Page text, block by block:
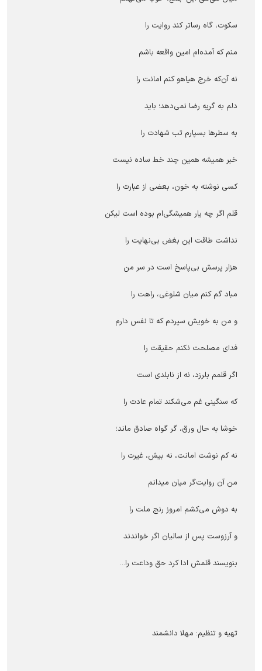
سکوت، گاه رساتر کند روایت را
منم که آمده‌ام امین واقعه باشم
نه آن‌که خرج هیاهو کنم امانت را
دلم به گریه رضا نمی‌دهد؛ باید
به سطرها بسپارم تب شهادت را
خبر همیشه همین چند خط ساده نیست
کسی نوشته به خون، بعضی از عبارت را
قلم اگر چه یار همیشگی‌ام بوده است لیکن
نداشت طاقت این بغض بی‌نهایت را
هزار پرسش بی‌پاسخ است در سر من
مباد گم کنم میان شلوغی، راهت را
و من به خویش سپردم که تا نفس دارم
فدای مصلحت نکنم حقیقت را
اگر قلمم بلرزد، نه از نابلدی است
که سنگینی غم می‌شکند تمام عادت را
خوشا به حال ورق، گر گواه صادق ماند؛
نه کم نوشت امانت، نه بیش، غیرت را
من آن روایت‌گر میان میدانم
به دوش می‌کشم امروز رنج ملت را
و آرزوست پس از سالیان اگر خواندند
بنویسند قلمش ادا کرد حق وداعت را...
تهيه و تنظیم: مهلا دانشمند